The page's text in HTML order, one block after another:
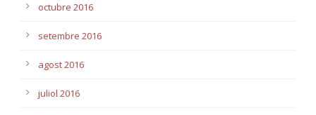
octubre 2016
setembre 2016
agost 2016
juliol 2016